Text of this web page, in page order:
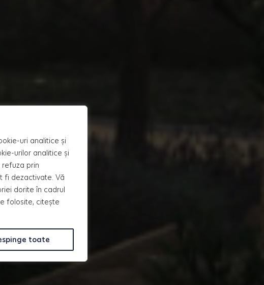
uri analitice și
urilor analitice și
prin
fi dezactivate. Vă
dorite în cadrul
folosite, citește
toate